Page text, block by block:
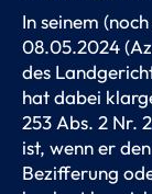
In seinem
08.05.2024
des
hat dabei
253 Abs. 2 Nr.
ist, wenn er
Bezifferung